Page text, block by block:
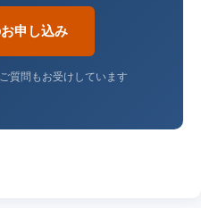
申し込み
質問もお受けしています